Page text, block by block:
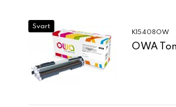
Svart
K15408OW
OWA